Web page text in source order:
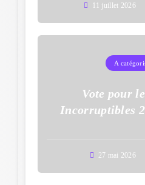
11 juillet 2026
A
Vote pour
Incorruptibles
27 mai 2026